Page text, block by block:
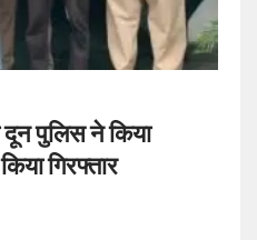
दून पुलिस ने किया
गिरफ्तार